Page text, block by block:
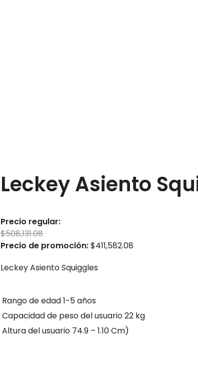
Leckey Asiento
Precio regular:
$508,131.08
Precio de promoción:$411,582.08
Leckey Asiento Squiggles
Rango de edad1-5 años
Capacidad de peso del usuario22 kg
Altura del usuario 74.9 – 1.10 Cm)